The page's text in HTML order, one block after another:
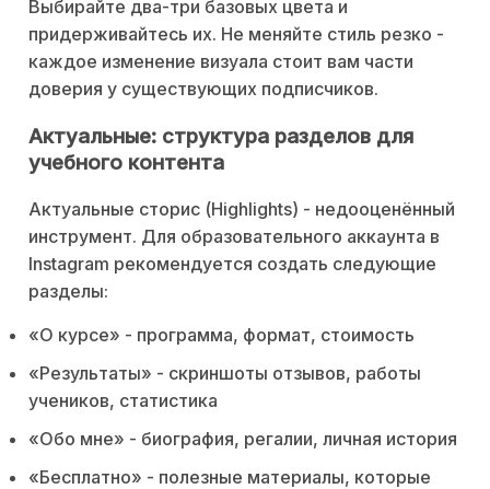
Выбирайте два-три базовых цвета и
придерживайтесь их. Не меняйте стиль резко -
каждое изменение визуала стоит вам части
доверия у существующих подписчиков.
Актуальные: структура разделов для
учебного контента
Актуальные сторис (Highlights) - недооценённый
инструмент. Для образовательного аккаунта в
Instagram рекомендуется создать следующие
разделы:
«О курсе» - программа, формат, стоимость
«Результаты» - скриншоты отзывов, работы
учеников, статистика
«Обо мне» - биография, регалии, личная история
«Бесплатно» - полезные материалы, которые